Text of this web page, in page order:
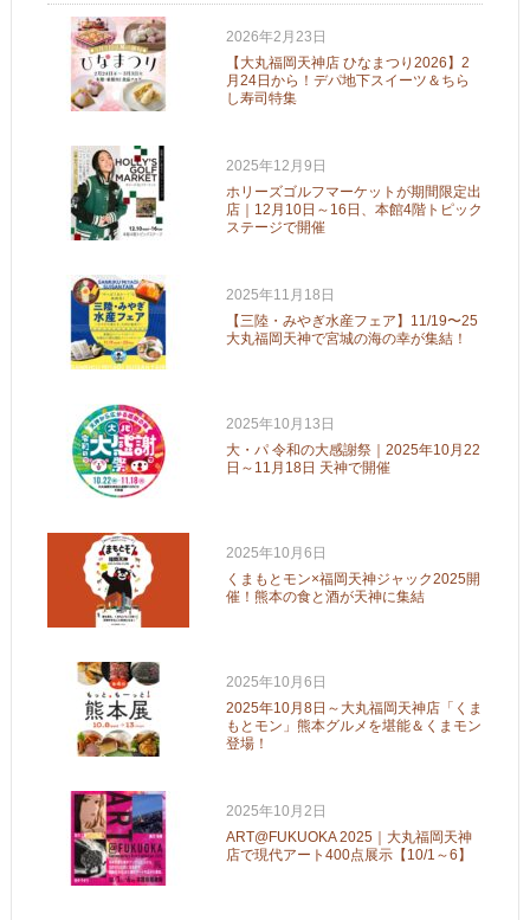
2026年2月23日
【大丸福岡天神店 ひなまつり2026】2
月24日から！デパ地下スイーツ＆ちら
し寿司特集
2025年12月9日
ホリーズゴルフマーケットが期間限定出
店｜12月10日～16日、本館4階トピック
ステージで開催
2025年11月18日
【三陸・みやぎ水産フェア】11/19〜25
大丸福岡天神で宮城の海の幸が集結！
2025年10月13日
大・パ 令和の大感謝祭｜2025年10月22
日～11月18日 天神で開催
2025年10月6日
くまもとモン×福岡天神ジャック2025開
催！熊本の食と酒が天神に集結
2025年10月6日
2025年10月8日～大丸福岡天神店「くま
もとモン」熊本グルメを堪能＆くまモン
登場！
2025年10月2日
ART@FUKUOKA 2025｜大丸福岡天神
店で現代アート400点展示【10/1～6】